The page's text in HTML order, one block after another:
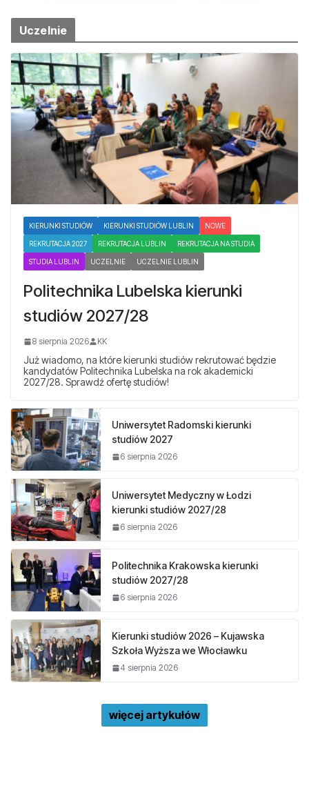
Uczelnie
KIERUNKI STUDIÓW KIERUNKI STUDIÓW LUBLIN NOWE
REKRUTACJA 2027 REKRUTACJA LUBLIN REKRUTACJA NA STUDIA
STUDIA LUBLIN UCZELNIE UCZELNIE LUBLIN
Politechnika Lubelska kierunki
studiów 2027/28
8 sierpnia 2026 KK
Już wiadomo, na które kierunki studiów rekrutować będzie
kandydatów Politechnika Lubelska na rok akademicki
2027/28. Sprawdź ofertę studiów!
Uniwersytet Radomski kierunki
studiów 2027
6 sierpnia 2026
Uniwersytet Medyczny w Łodzi
kierunki studiów 2027/28
6 sierpnia 2026
Politechnika Krakowska kierunki
studiów 2027/28
6 sierpnia 2026
Kierunki studiów 2026 – Kujawska
Szkoła Wyższa we Włocławku
4 sierpnia 2026
więcej artykułów